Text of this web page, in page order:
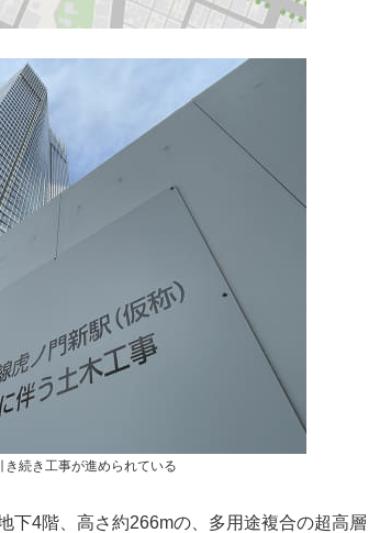
続き工事が進められている
下4階、高さ約266mの、多用途複合の超高層